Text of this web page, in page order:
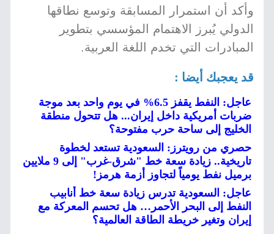
وأكد أن استمرار المسابقة وتوسع نطاقها
الدولي يُبرز الاهتمام المؤسسي بتطوير
المبادرات التي تخدم اللغة العربية.
قد يعجبك أيضا :
عاجل: النفط يقفز 6.5% في يوم واحد بعد موجة
ضربات أمريكية داخل إيران... هل تتحول منطقة
الخليج إلى ساحة حرب مفتوحة؟
حصري من رويترز: السعودية تستعد لخطوة
تاريخية.. زيادة سعة خط "شرق-غرب" إلى 9 ملايين
برميل نفط يومياً لتجاوز أزمة هرمز!
عاجل: السعودية تدرس زيادة سعة خط أنابيب
النفط إلى البحر الأحمر… هل تحسم المعركة مع
إيران وتغير خريطة الطاقة العالمية؟